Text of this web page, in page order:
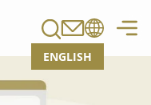
ENGLISH